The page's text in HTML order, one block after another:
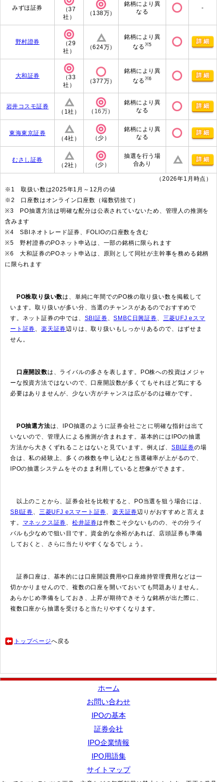
みずほ証券
（37
社）
（138万）
銘柄により異
なる
-
野村證券
（29
社）
（624万）
銘柄により異
なる※5 詳細
大和証券
（33
社）
（377万）
銘柄により異
なる※6 詳細
岩井コスモ証券
（1社） （ 16万）
銘柄により異
なる
詳細
東海東京証券
（4社） （少）
銘柄により異
なる
詳細
むさし証券
（2社） （少）
抽選を行う場
合あり
詳細
（2026年1月時点）
※1 取扱い数は2025年1月～12月の値
※2 口座数はオンライン口座数（端数切捨て）
※3 PO抽選方法は明確な配分は公表されていないため、管理人の推測を
含みます
※4 SBIネオトレード証券、FOLIOの口座数を含む
※5 野村證券のPOネット申込は、一部の銘柄に限られます
※6 大和証券のPOネット申込は、原則として同社が主幹事を務める銘柄
に限られます
PO株取り扱い数は、単純に年間でのPO株の取り扱い数を掲載して
います。取り扱いが多い分、当選のチャンスがあるのでおすすめで
す。ネット証券の中では、 SBI証券、SMBC日興証券、 三菱UFJ eスマ
ート証券、楽天証券辺りは、取り扱いもしっかりあるので、はずせま
せん。
口座開設数は、ライバルの多さを表します。PO株への投資はメジャ
ーな投資方法ではないので、口座開設数が多くてもそれほど気にする
必要はありませんが、少ない方がチャンスは広がるのは確かです。
PO抽選方法は、IPO抽選のように証券会社ごとに明確な指針は出て
いないので、管理人による推測が含まれます。基本的にはIPOの抽選
方法から大きくずれることはないと見ています。例えば、 SBI証券の場
合は、私の経験上、多くの株数を申し込むと当選確率が上がるので、
IPOの抽選システムをそのまま利用していると想像ができます。
以上のことから、証券会社を比較すると、PO当選を狙う場合には、
SBI証券、 三菱UFJ eスマート証券、楽天証券辺りがおすすめと言えま
す。 マネックス証券、松井証券は件数こそ少ないものの、その分ライ
バルも少なめで狙い目です。資金的な余裕があれば、店頭証券も準備
しておくと、さらに当たりやすくなるでしょう。
証券口座は、基本的には口座開設費用や口座維持管理費用などは一
切かかりませんので、複数の口座を開いておいても問題ありません。
あらかじめ準備をしておき、上昇が期待できそうな銘柄が出た際に、
複数口座から抽選を受けると当たりやすくなります。
トップページへ戻る
ホーム
お問い合わせ
IPOの基本
証券会社
IPO企業情報
IPO用語集
サイトマップ